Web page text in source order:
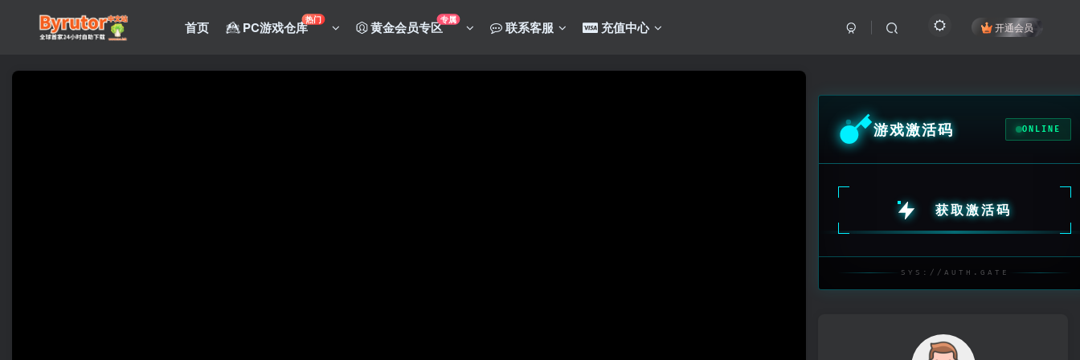
首页 PC游戏仓库热门 黄金会员专区专属 联系客服 充值中心 开通会员
游戏激活码 ONLINE
获取激活码
SYS://AUTH.GATE